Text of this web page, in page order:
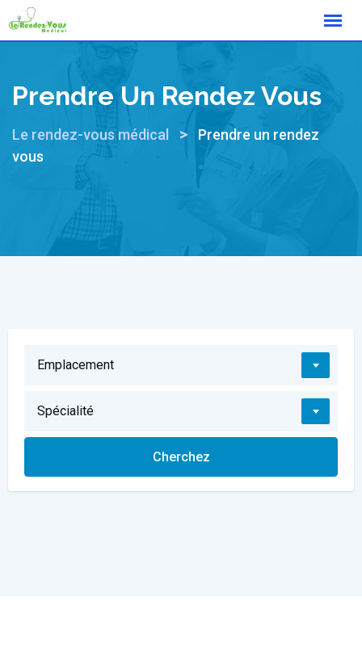
Prendre Un Rendez Vous
Le rendez-vous médical >
Prendre un rendez
vous
Emplacement
Spécialité